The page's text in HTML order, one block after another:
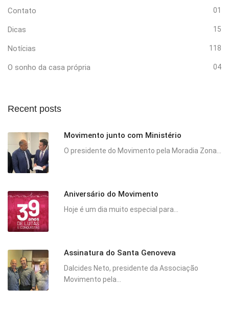
Contato 01
Dicas 15
Notícias 118
O sonho da casa própria 04
Recent posts
Movimento junto com Ministério
O presidente do Movimento pela Moradia Zona...
Aniversário do Movimento
Hoje é um dia muito especial para...
Assinatura do Santa Genoveva
Dalcides Neto, presidente da Associação
Movimento pela...